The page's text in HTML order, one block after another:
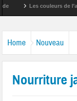
Les couleurs de
Home Nouveau
Nourriture